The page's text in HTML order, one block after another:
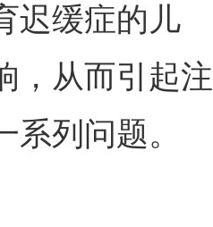
迟缓症的儿
，从而引起注
列问题。